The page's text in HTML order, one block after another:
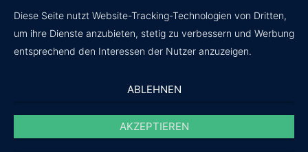
Diese Seite nutzt Website-Tracking-Technologien von Dritten,
um ihre Dienste anzubieten, stetig zu verbessern und Werbung
entsprechend den Interessen der Nutzer anzuzeigen.
ABLEHNEN
AKZEPTIEREN